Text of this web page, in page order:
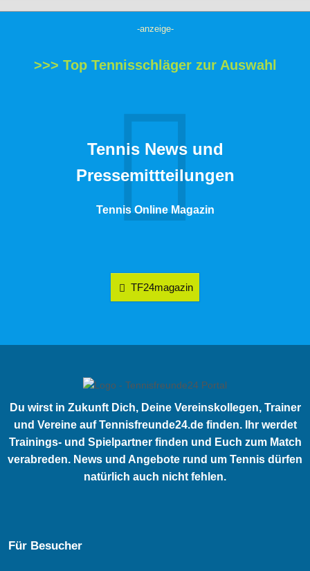
-anzeige-
>>> Top Tennisschläger zur Auswahl
Tennis News und
Pressemittteilungen
Tennis Online Magazin
TF24magazin
Du wirst in Zukunft Dich, Deine Vereinskollegen, Trainer
und Vereine auf Tennisfreunde24.de finden. Ihr werdet
Trainings- und Spielpartner finden und Euch zum Match
verabreden. News und Angebote rund um Tennis dürfen
natürlich auch nicht fehlen.
Für Besucher